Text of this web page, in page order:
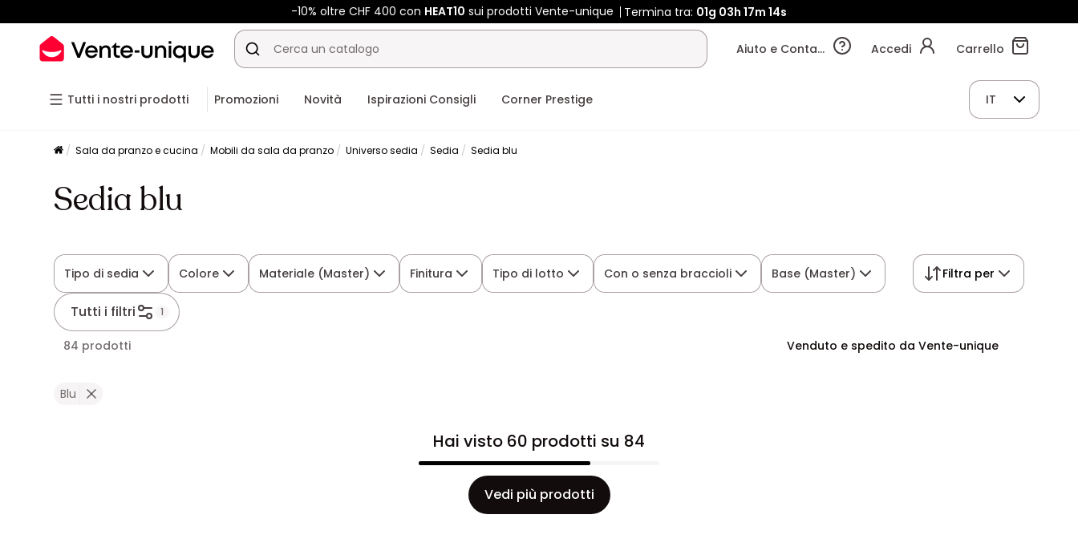
-10% oltre CHF 400 con HEAT10 sui prodotti Vente-unique Termina tra: 01g 03h 17m 13s
Aiuto e Contatti Accedi Carrello
Tutti i nostri prodotti Promozioni Novità Ispirazioni Consigli Corner Prestige IT
Sala da pranzo e cucina Mobili da sala da pranzo Universo sedia Sedia Sedia blu
Sedia blu
Tipo di sedia Colore Materiale (Master) Finitura Tipo di lotto Con o senza braccioli Base (Master)
Tutti i filtri 1
Filtra per
84 prodotti Venduto e spedito da Vente-unique
Blu
Hai visto 60 prodotti su 84
Vedi più prodotti